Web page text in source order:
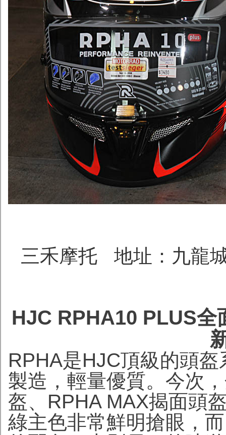
三禾摩托 地址：九龍
HJC RPHA10 PLUS全
RPHA是HJC頂級的頭
製造，輕量優質。今次
盔、RPHA MAX揭面頭
綠主色非常鮮明搶眼，